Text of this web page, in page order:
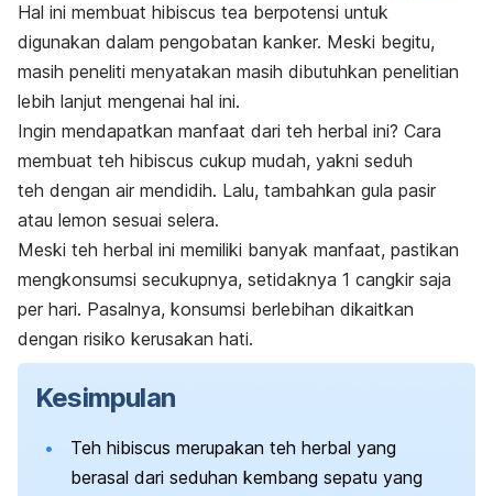
Hal ini membuat hibiscus tea berpotensi untuk
digunakan dalam pengobatan kanker. Meski begitu,
masih peneliti menyatakan masih dibutuhkan penelitian
lebih lanjut mengenai hal ini.
Ingin mendapatkan manfaat dari teh herbal ini? Cara
membuat teh hibiscus cukup mudah, yakni seduh
teh dengan air mendidih. Lalu, tambahkan gula pasir
atau lemon sesuai selera.
Meski teh herbal ini memiliki banyak manfaat, pastikan
mengkonsumsi secukupnya, setidaknya 1 cangkir saja
per hari. Pasalnya, konsumsi berlebihan dikaitkan
dengan risiko kerusakan hati.
Kesimpulan
Teh hibiscus merupakan teh herbal yang
berasal dari seduhan kembang sepatu yang